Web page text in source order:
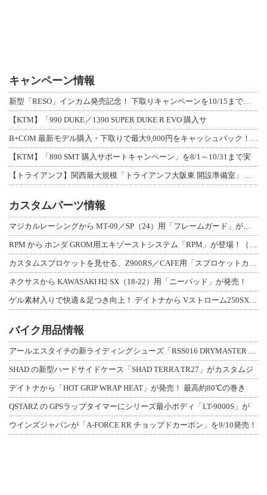
キャンペーン情報
新型「RESO」インカム発売記念！ 下取りキャンペーンを10/15まで延長して開
【KTM】「990 DUKE／1390 SUPER DUKE R EVO 購入サ
B+COM 最新モデル購入・下取りで最大9,000円をキャッシュバック！「B+F
【KTM】「890 SMT 購入サポートキャンペーン」を8/1～10/31まで実
【トライアンフ】関西最大規模「トライアンフ大阪東 開設準備室」がオープン！ 限定
カスタムパーツ情報
マジカルレーシングから MT-09／SP（24）用「フレームガード」が登場！
RPM から ホンダ GROM用エキゾーストシステム「RPM」が登場！（動画あり
カスタムスプロケットを見せる、Z900RS／CAFE用「スプロケットカバーフルキ
ネクサスから KAWASAKI H2 SX（18-22）用「ニーパッド」が発売！
ゲル素材入りで快適＆足つき向上！ デイトナから Vストローム250SX用「快適ロ
バイク用品情報
アールエスタイチの新ライディングシューズ「RSS016 DRYMASTER スト
SHAD の新型ハードサイドケース「SHAD TERRA TR27」がカスタムジ
デイトナから「HOT GRIP WRAP HEAT」が発売！ 最高約80℃の巻き
QSTARZ の GPSラップタイマーにシリーズ最小ボディ「LT-9000S」が
ウインズジャパンが「A-FORCE RR チョップドカーボン」を9/10発売！